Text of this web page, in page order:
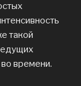
такой
времени.